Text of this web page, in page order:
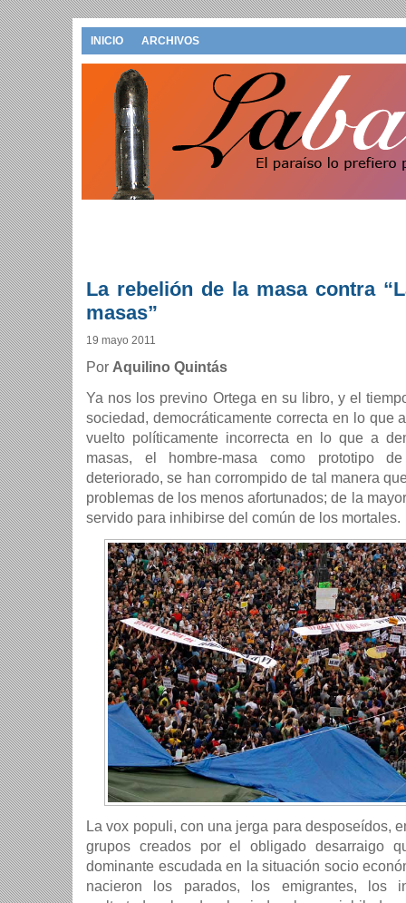
INICIO ARCHIVOS
La rebelión de la masa contra
masas”
19 mayo 2011
Por Aquilino Quintás
Ya nos los previno Ortega en su libro, y el
sociedad, democráticamente correcta en lo que
vuelto políticamente incorrecta en lo que a
masas, el hombre-masa como prototipo
deteriorado, se han corrompido de tal manera
problemas de los menos afortunados; de la
servido para inhibirse del común de los mortales.
La vox populi, con una jerga para desposeídos,
grupos creados por el obligado desarraigo
dominante escudada en la situación socio
nacieron los parados, los emigrantes, los